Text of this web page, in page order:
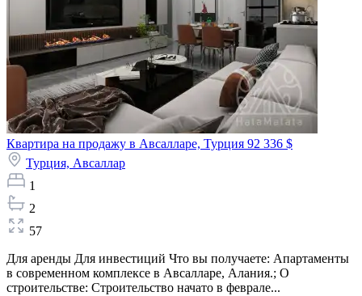
Квартира на продажу в Авсалларе, Турция 92 336 $
Турция, Авсаллар
1
2
57
Для аренды Для инвестиций Что вы получаете: Апартаменты
в современном комплексе в Авсалларе, Алания.; О
строительстве: Строительство начато в феврале...